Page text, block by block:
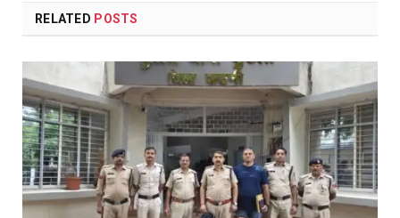
RELATED POSTS